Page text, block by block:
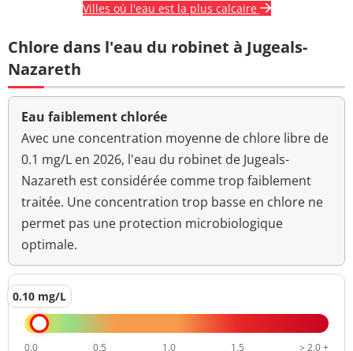
Villes où l'eau est la plus calcaire
Chlore dans l'eau du robinet à Jugeals-
Nazareth
Eau faiblement chlorée
Avec une concentration moyenne de chlore libre de
0.1 mg/L en 2026, l'eau du robinet de Jugeals-
Nazareth est considérée comme trop faiblement
traitée. Une concentration trop basse en chlore ne
permet pas une protection microbiologique
optimale.
0.10 mg/L
0.0 0.5 1.0 1.5 > 2.0 +